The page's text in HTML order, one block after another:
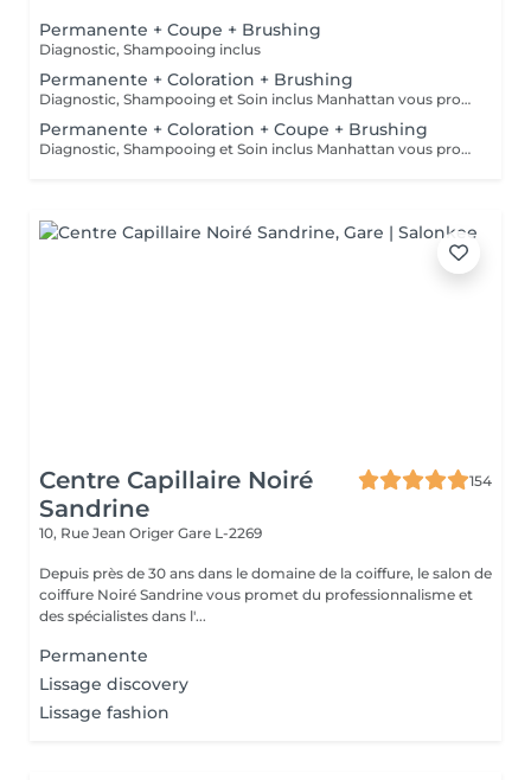
Permanente + Coupe + Brushing
Diagnostic, Shampooing inclus
Permanente + Coloration + Brushing
Diagnostic, Shampooing et Soin inclus Manhattan vous propose aussi la coloration sans ammoniaque et la coloration végétale
Permanente + Coloration + Coupe + Brushing
Diagnostic, Shampooing et Soin inclus Manhattan vous propose aussi la coloration sans ammoniaque et la coloration végétale
Centre Capillaire Noiré
Sandrine
154
10, Rue Jean Origer Gare L-2269
Depuis près de 30 ans dans le domaine de la coiffure, le salon de
coiffure Noiré Sandrine vous promet du professionnalisme et
des spécialistes dans l'...
Permanente
Lissage discovery
Lissage fashion